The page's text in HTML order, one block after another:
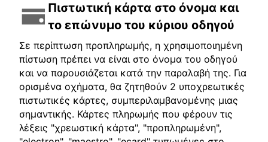
Πιστωτική κάρτα στο όνομα και
το επώνυμο του κύριου οδηγού
Σε περίπτωση προπληρωμής, η χρησιμοποιημένη
πίστωση πρέπει να είναι στο όνομα του οδηγού
και να παρουσιάζεται κατά την παραλαβή της. Για
ορισμένα οχήματα, θα ζητηθούν 2 υποχρεωτικές
πιστωτικές κάρτες, συμπεριλαμβανομένης μιας
σημαντικής. Κάρτες πληρωμής που φέρουν τις
λέξεις "χρεωστική κάρτα", "προπληρωμένη",